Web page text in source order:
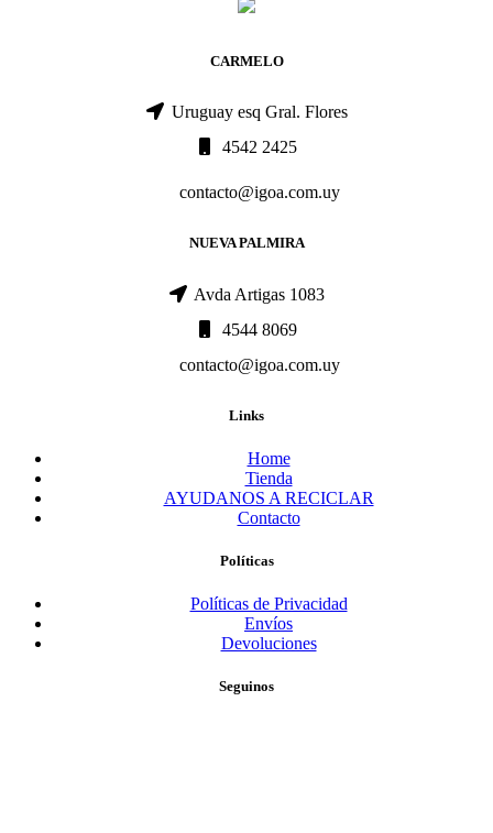
CARMELO
Uruguay esq Gral. Flores
4542 2425
contacto@igoa.com.uy
NUEVA PALMIRA
Avda Artigas 1083
4544 8069
contacto@igoa.com.uy
Links
Home
Tienda
AYUDANOS A RECICLAR
Contacto
Políticas
Políticas de Privacidad
Envíos
Devoluciones
Seguinos